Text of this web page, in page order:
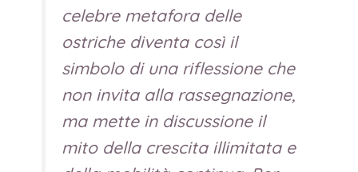
celebre metafora delle
ostriche diventa così il
simbolo di una riflessione che
non invita alla rassegnazione,
ma mette in discussione il
mito della crescita illimitata e